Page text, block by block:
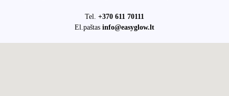
Tel. +370 611 70111
El.paštas info@easyglow.lt